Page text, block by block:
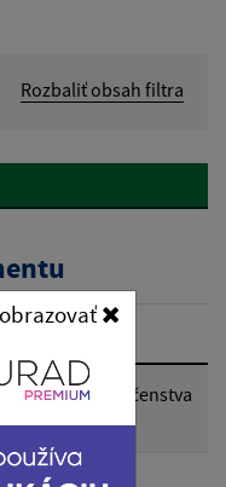
Rozbaliť obsah filtra
Reset
nebezpečenstva